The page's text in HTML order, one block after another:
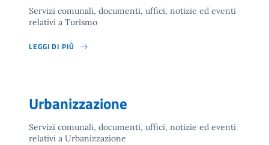
Servizi comunali, documenti, uffici, notizie ed eventi
relativi a Turismo
LEGGI DI PIÙ
Urbanizzazione
Servizi comunali, documenti, uffici, notizie ed eventi
relativi a Urbanizzazione